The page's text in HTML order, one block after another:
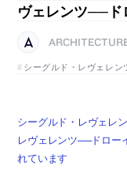
ヴェレンツ──ド
シーグルド・レヴェレン
シーグルド・レヴェレ
レヴェレンツ──ドロー
れています